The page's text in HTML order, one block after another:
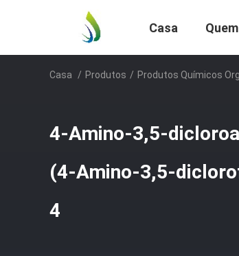
Casa
Casa / Produtos / Produtos Químicos
4-Amino-3,5-
(4-Amino-3,5-
4